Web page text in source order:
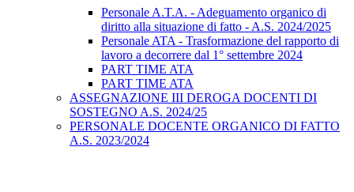
Personale A.T.A. - Adeguamento organico di
diritto alla situazione di fatto - A.S. 2024/2025
Personale ATA - Trasformazione del rapporto di
lavoro a decorrere dal 1° settembre 2024
PART TIME ATA
PART TIME ATA
ASSEGNAZIONE III DEROGA DOCENTI DI
SOSTEGNO A.S. 2024/25
PERSONALE DOCENTE ORGANICO DI FATTO
A.S. 2023/2024